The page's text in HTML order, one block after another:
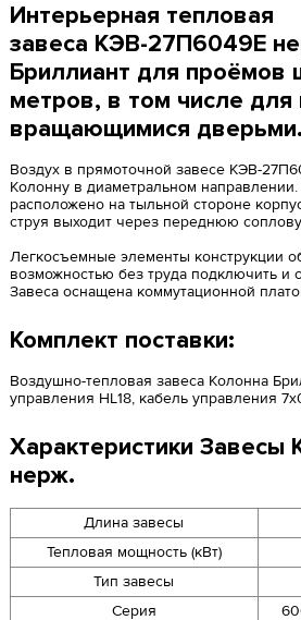
Интерьерная тепловая
завеса КЭВ-27П6049E
Бриллиант для проёмов
метров, в том числе
вращающимися дверьми.
Воздух в прямоточной завесе КЭВ-
Колонну в диаметральном
расположено на тыльной стороне
струя выходит через переднюю
Легкосъемные элементы конструкции
возможностью без труда подключить и
Завеса оснащена коммутационной
Комплект поставки:
Воздушно-тепловая завеса Колонна
управления HL18, кабель управления
Характеристики
нерж.
Длина завесы
Тепловая мощность (кВт)
Тип завесы
Серия